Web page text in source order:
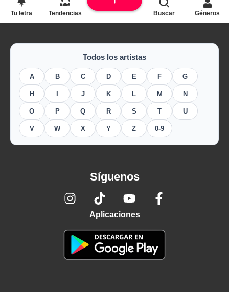
Todos los artistas
A B C D E F G
H J K L M N
O P Q R S T U
V W X Y Z 0-9
Síguenos
Aplicaciones
Tu letra Tendencias Buscar Géneros